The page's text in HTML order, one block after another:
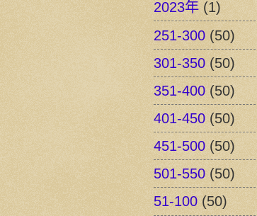
2023年 (1)
251-300 (50)
301-350 (50)
351-400 (50)
401-450 (50)
451-500 (50)
501-550 (50)
51-100 (50)